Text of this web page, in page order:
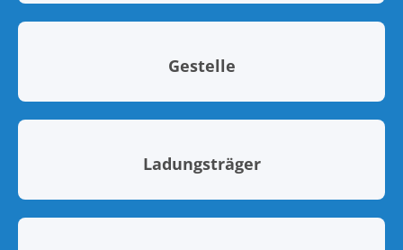
Gestelle
Ladungsträger